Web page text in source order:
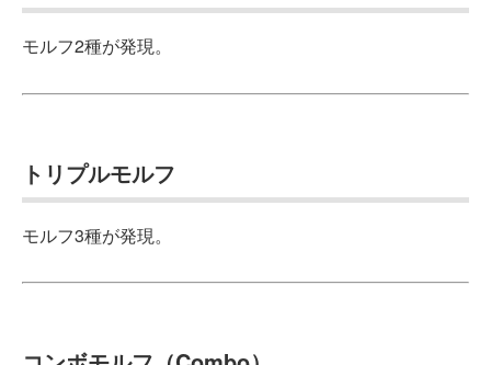
モルフ2種が発現。
トリプルモルフ
モルフ3種が発現。